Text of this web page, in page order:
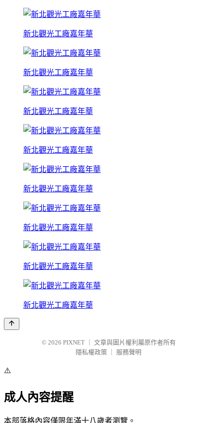
新北觀光工廠嘉年華
新北觀光工廠嘉年華
新北觀光工廠嘉年華
新北觀光工廠嘉年華
新北觀光工廠嘉年華
新北觀光工廠嘉年華
新北觀光工廠嘉年華
新北觀光工廠嘉年華
© 2026 PIXNET
文章與圖片權利屬原作者所有
隱私權政策
服務聲明
⚠️
成人內容提醒
本部落格內容僅限年滿十八歲者瀏覽。